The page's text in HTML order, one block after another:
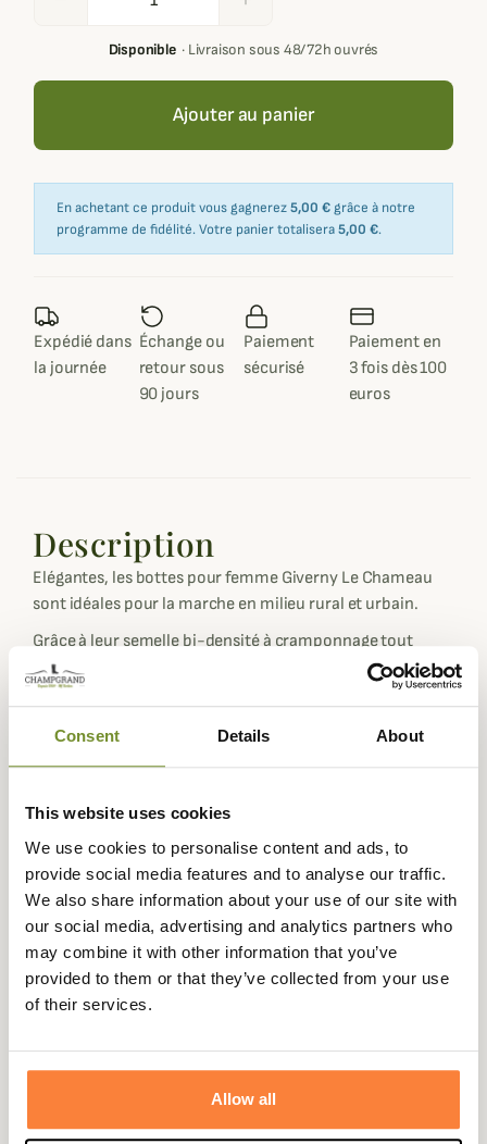
Consent Details About
This website uses cookies
We use cookies to personalise content and ads, to
provide social media features and to analyse our traffic.
We also share information about your use of our site with
our social media, advertising and analytics partners who
may combine it with other information that you’ve
provided to them or that they’ve collected from your use
of their services.
Allow all
Disponible· Livraison sous 48/72h ouvrés
Ajouter au panier
En achetant ce produit vous gagnerez5,00 € grâce à notre
programme de fidélité. Votre panier totalisera5,00 €.
Expédié dans
la journée
Échange ou
retour sous
90 jours
Paiement
sécurisé
Paiement en
3 fois dès 100
euros
Description
Elégantes, les bottes pour femme Giverny Le Chameau
sont idéales pour la marche en milieu rural et urbain.
Grâce à leur semelle bi-densité à cramponnage tout
terrain, ces élégantes bottes pour femme sont parfaites
pour la marche en milieu rural et urbain. Leur doublure
Fiche technique
Hauteur de Tige
en cm
37
Coloris Bleu, Gris, Noir, Rouge, Vert
Tige Caoutchouc naturel
Semelle Cross. Bi-densité avec
cramponnage tout terrain